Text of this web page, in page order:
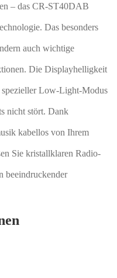
– das CR-ST40DAB
Das besonders
auch wichtige
Die Displayhelligkeit
spezieller Low-Light-Modus
nicht stört. Dank
kabellos von Ihrem
Sie kristallklaren Radio-
beeindruckender